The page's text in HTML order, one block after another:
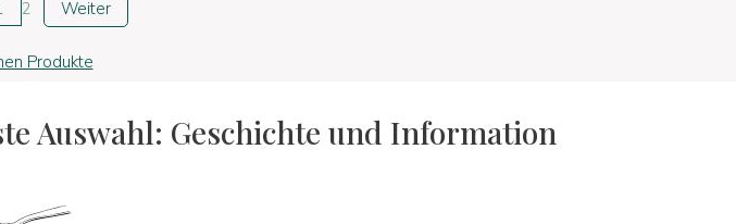
2 Weiter
Produkte
Auswahl: Geschichte und Information